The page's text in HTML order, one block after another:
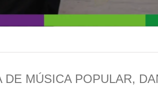
DE MÚSICA POPULAR,